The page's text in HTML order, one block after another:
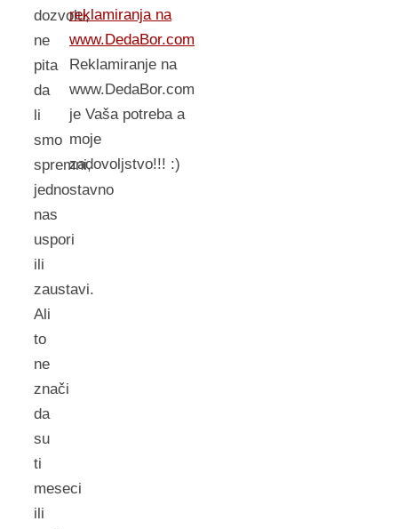
dozvolu,
ne
pita
da
li
smo
spremni,
jednostavno
nas
uspori
ili
zaustavi.
Ali
to
ne
znači
da
su
ti
meseci
ili
reklamiranja na
www.DedaBor.com
Reklamiranje na
www.DedaBor.com
je Vaša potreba a
moje
zadovoljstvo!!! :)